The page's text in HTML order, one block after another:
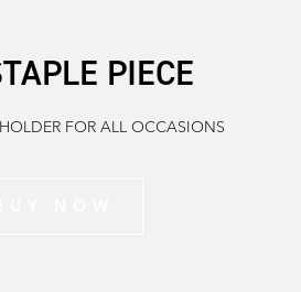
PIECE
FOR ALL OCCASIONS